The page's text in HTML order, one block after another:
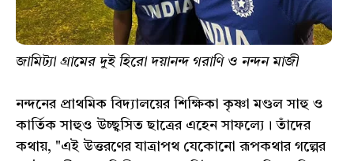
জামিট্যা গ্রামের দুই হিরো দয়ানন্দ গরাণি ও নন্দন মাজী
নন্দনের প্রাথমিক বিদ্যালয়ের শিক্ষিকা কৃষ্ণা মণ্ডল সাহু ও
কার্তিক সাহুও উচ্ছ্বসিত ছাত্রের এহেন সাফল্যে। তাঁদের
কথায়, "এই উত্তরণের যাত্রাপথ যেকোনো রূপকথার গল্পের